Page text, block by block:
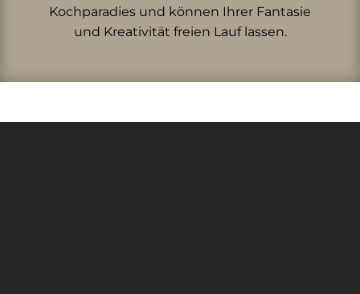
Kochparadies und können Ihrer Fantasie
und Kreativität freien Lauf lassen.